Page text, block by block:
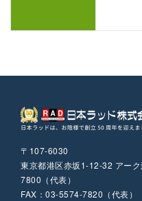
〒107-6030
東京都港区赤坂1-12-32 アー
7800（代表）
FAX：03-5574-7820（代表）